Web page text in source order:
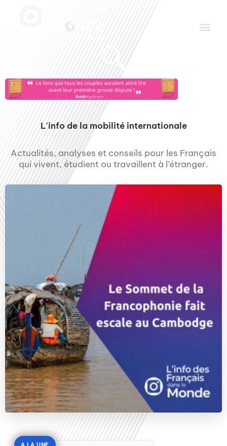
L'info de la mobilité internationale
Actualités, analyses et conseils pour les Français
qui vivent, étudient ou travaillent à l’étranger.